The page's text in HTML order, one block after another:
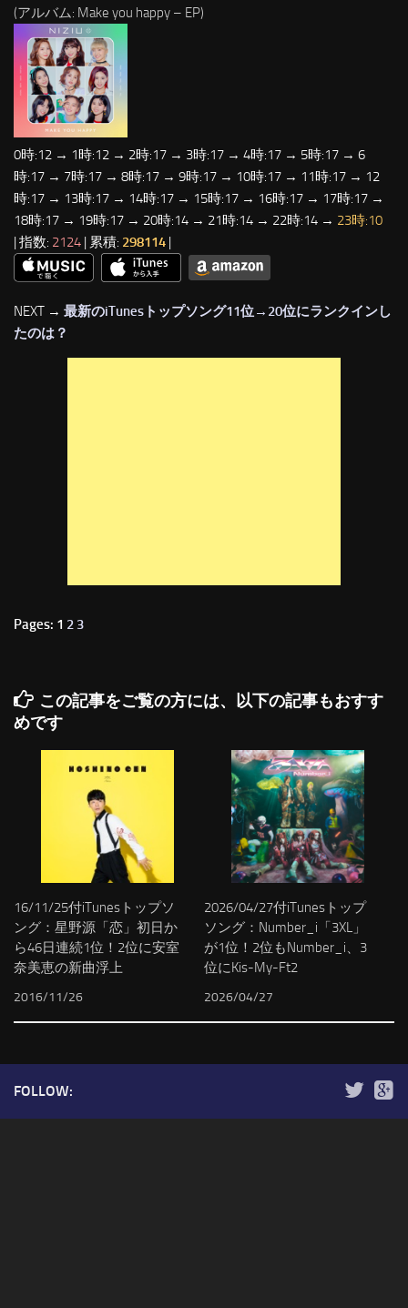
(アルバム: Make you happy – EP)
0時:12 → 1時:12 → 2時:17 → 3時:17 → 4時:17 → 5時:17 → 6
時:17 → 7時:17 → 8時:17 → 9時:17 → 10時:17 → 11時:17 → 12
時:17 → 13時:17 → 14時:17 → 15時:17 → 16時:17 → 17時:17 →
18時:17 → 19時:17 → 20時:14 → 21時:14 → 22時:14 → 23時:10
| 指数: 2124 | 累積: 298114 |
NEXT → 最新のiTunesトップソング11位→20位にランクインし
たのは？
Pages: 1 2 3
この記事をご覧の方には、以下の記事もおすす
めです
16/11/25付iTunesトップソ
ング：星野源「恋」初日か
ら46日連続1位！2位に安室
奈美恵の新曲浮上
2016/11/26
2026/04/27付iTunesトップ
ソング：Number_i「3XL」
が1位！2位もNumber_i、3
位にKis-My-Ft2
2026/04/27
FOLLOW: